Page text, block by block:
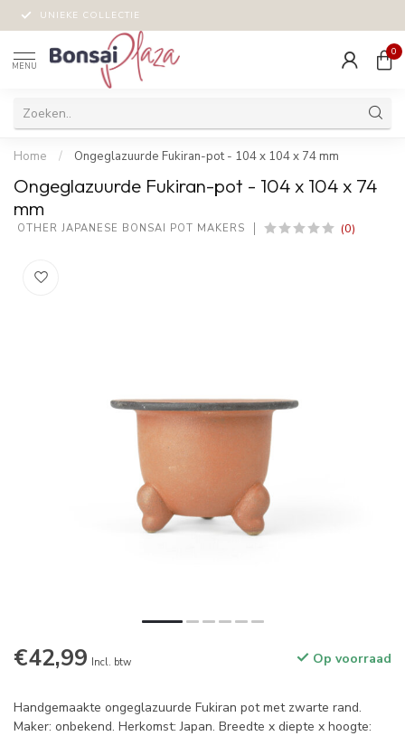
UNIEKE COLLECTIE
MENU
0
Home / Ongeglazuurde Fukiran-pot - 104 x 104 x 74 mm
Ongeglazuurde Fukiran-pot - 104 x 104 x 74
mm
OTHER JAPANESE BONSAI POT MAKERS (0)
€42,99 Incl. btw Op voorraad
Handgemaakte ongeglazuurde Fukiran pot met zwarte rand.
Maker: onbekend. Herkomst: Japan. Breedte x diepte x hoogte: